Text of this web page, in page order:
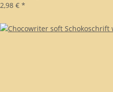
2,98 € *